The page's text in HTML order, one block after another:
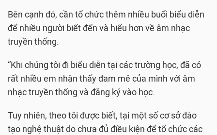
Bên cạnh đó, cần tổ chức thêm nhiều buổi biểu diễn
để nhiều người biết đến và hiểu hơn về âm nhạc
truyền thống.
“Khi chúng tôi đi biểu diễn tại các trường học, đã có
rất nhiều em nhận thấy đam mê của mình với âm
nhạc truyền thống và đăng ký vào học.
Tuy nhiên, theo tôi được biết, tại một số cơ sở đào
tạo nghệ thuật do chưa đủ điều kiện để tổ chức các